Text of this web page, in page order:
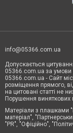
info@05366.com.ua
Допускається
05366.com.ua за умови
05366.com.ua - Сайт
розміщення прямого,
на цитовані статті не
Порушення виняткових
Матеріали з плашками
матеріал",
"PR", "Офіційно",